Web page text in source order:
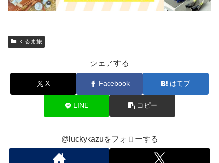
くるま旅
シェアする
X Facebook はてブ
LINE コピー
@luckykazuをフォローする